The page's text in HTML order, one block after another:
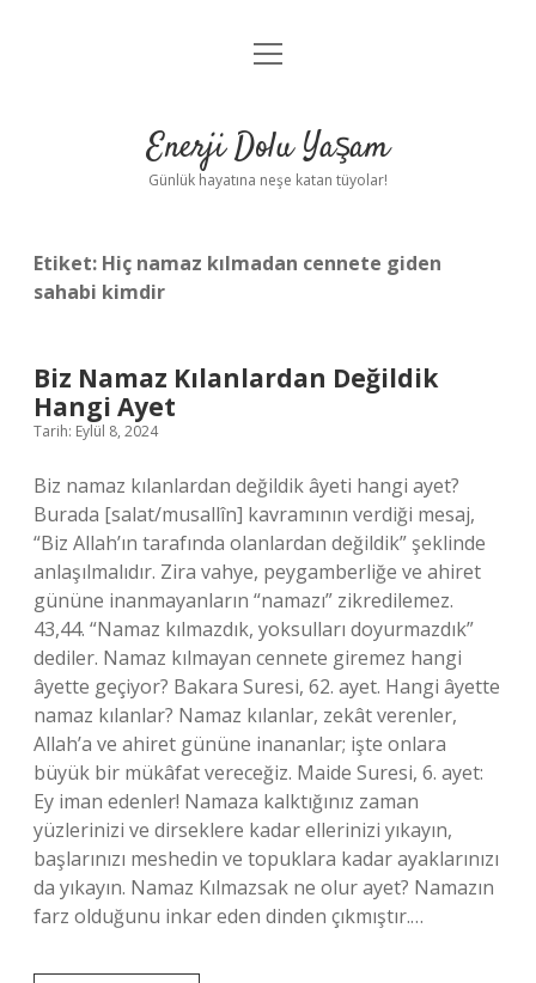
Anasayfa
Yasal Uyarı
menüyü
Enerji Dolu Yaşam
Günlük hayatına neşe katan tüyolar!
Etiket: Hiç namaz kılmadan cennete giden
sahabi kimdir
Biz Namaz Kılanlardan Değildik
Hangi Ayet
Tarih: Eylül 8, 2024
Biz namaz kılanlardan değildik âyeti hangi ayet?
Burada [salat/musallîn] kavramının verdiği mesaj,
“Biz Allah’ın tarafında olanlardan değildik” şeklinde
anlaşılmalıdır. Zira vahye, peygamberliğe ve ahiret
gününe inanmayanların “namazı” zikredilemez.
43,44. “Namaz kılmazdık, yoksulları doyurmazdık”
dediler. Namaz kılmayan cennete giremez hangi
âyette geçiyor? Bakara Suresi, 62. ayet. Hangi âyette
namaz kılanlar? Namaz kılanlar, zekât verenler,
Allah’a ve ahiret gününe inananlar; işte onlara
büyük bir mükâfat vereceğiz. Maide Suresi, 6. ayet:
Ey iman edenler! Namaza kalktığınız zaman
yüzlerinizi ve dirseklere kadar ellerinizi yıkayın,
başlarınızı meshedin ve topuklara kadar ayaklarınızı
da yıkayın. Namaz Kılmazsak ne olur ayet? Namazın
farz olduğunu inkar eden dinden çıkmıştır.…